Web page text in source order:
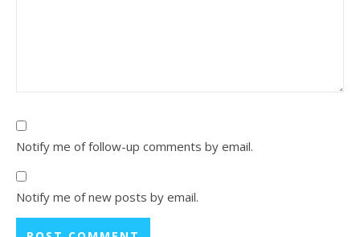
Notify me of follow-up comments by email.
Notify me of new posts by email.